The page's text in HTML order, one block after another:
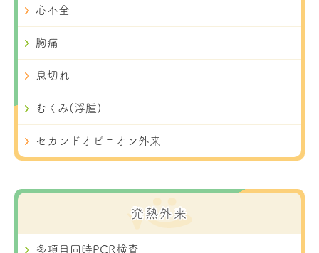
心不全
胸痛
息切れ
むくみ(浮腫)
セカンドオピニオン外来
発熱外来
多項目同時PCR検査